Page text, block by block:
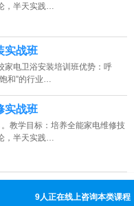
，半天实践…
实战班
家电卫浴安装培训班优势：呼
和”的行业…
实战班
教学目标：培养全能家电维修技
，半天实践…
11人正在线上咨询本类课程